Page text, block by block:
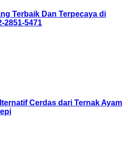
Terbaik Dan Terpecaya di
2851-5471
Cerdas dari Ternak Ayam